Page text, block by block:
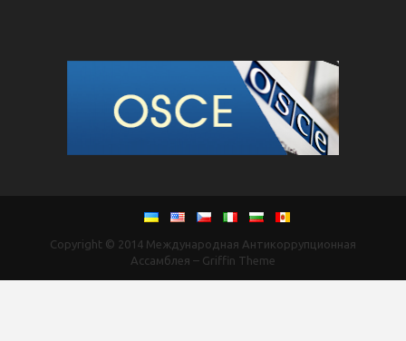
Copyright © 2014 Международная Антикоррупционная
Ассамблея – Griffin Theme